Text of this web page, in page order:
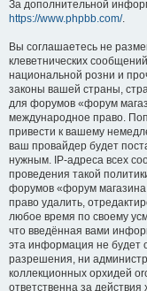
За дополнительной
https://www.phpbb.com/.
Вы соглашаетесь не
клеветнических
национальной розни и
законы вашей страны,
для форумов «форум
международное право.
привести к вашему
ваш провайдер будет
нужным. IP-адреса всех
проведения такой
форумов «форум
право удалить,
любое время по своему
что введённая вами
эта информация не будет
разрешения, ни
коллекционных орхидей
ответственна за действия